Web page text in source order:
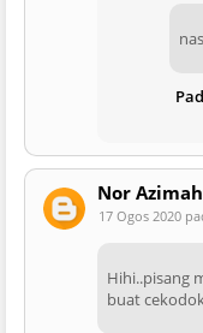
Nor
17 Ogos 2020
Hihi..pisang
buat